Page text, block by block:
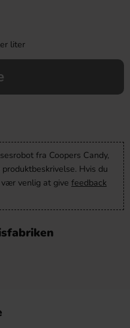
liter
fra Coopers Candy,
Hvis du
venlig at give feedback